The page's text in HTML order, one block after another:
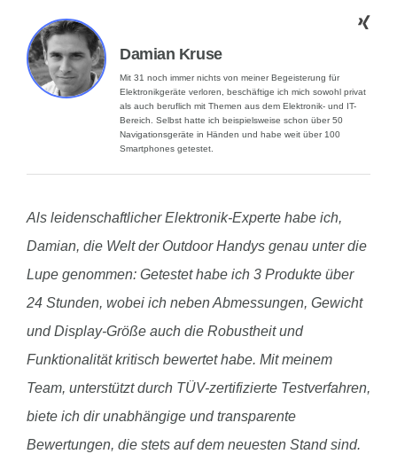
Damian Kruse
Mit 31 noch immer nichts von meiner Begeisterung für
Elektronikgeräte verloren, beschäftige ich mich sowohl privat
als auch beruflich mit Themen aus dem Elektronik- und IT-
Bereich. Selbst hatte ich beispielsweise schon über 50
Navigationsgeräte in Händen und habe weit über 100
Smartphones getestet.
Als leidenschaftlicher Elektronik-Experte habe ich,
Damian, die Welt der Outdoor Handys genau unter die
Lupe genommen: Getestet habe ich 3 Produkte über
24 Stunden, wobei ich neben Abmessungen, Gewicht
und Display-Größe auch die Robustheit und
Funktionalität kritisch bewertet habe. Mit meinem
Team, unterstützt durch TÜV-zertifizierte Testverfahren,
biete ich dir unabhängige und transparente
Bewertungen, die stets auf dem neuesten Stand sind.